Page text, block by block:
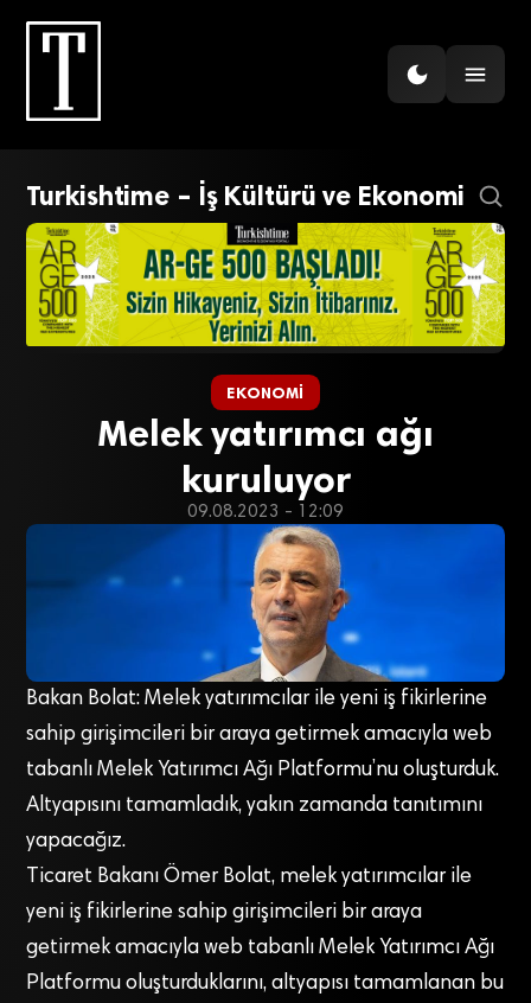
Turkishtime – İş Kültürü ve Ekonomi
EKONOMI
Melek yatırımcı ağı
kuruluyor
09.08.2023 - 12:09
Bakan Bolat: Melek yatırımcılar ile yeni iş fikirlerine
sahip girişimcileri bir araya getirmek amacıyla web
tabanlı Melek Yatırımcı Ağı Platformu’nu oluşturduk.
Altyapısını tamamladık, yakın zamanda tanıtımını
yapacağız.
Ticaret Bakanı Ömer Bolat, melek yatırımcılar ile
yeni iş fikirlerine sahip girişimcileri bir araya
getirmek amacıyla web tabanlı Melek Yatırımcı Ağı
Platformu oluşturduklarını, altyapısı tamamlanan bu